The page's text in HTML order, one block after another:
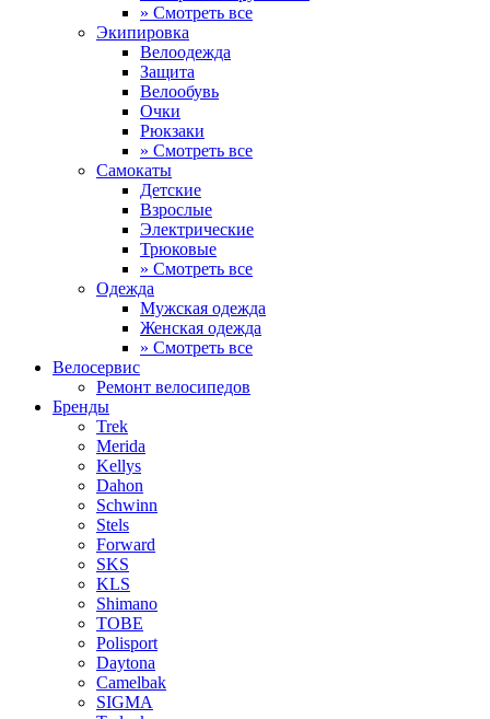
» Смотреть все
Экипировка
Велоодежда
Защита
Велообувь
Очки
Рюкзаки
» Смотреть все
Самокаты
Детские
Взрослые
Электрические
Трюковые
» Смотреть все
Одежда
Мужская одежда
Женская одежда
» Смотреть все
Велосервис
Ремонт велосипедов
Бренды
Trek
Merida
Kellys
Dahon
Schwinn
Stels
Forward
SKS
KLS
Shimano
TOBE
Polisport
Daytona
Camelbak
SIGMA